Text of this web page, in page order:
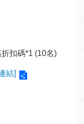
扣碼*1 (10名)
結]